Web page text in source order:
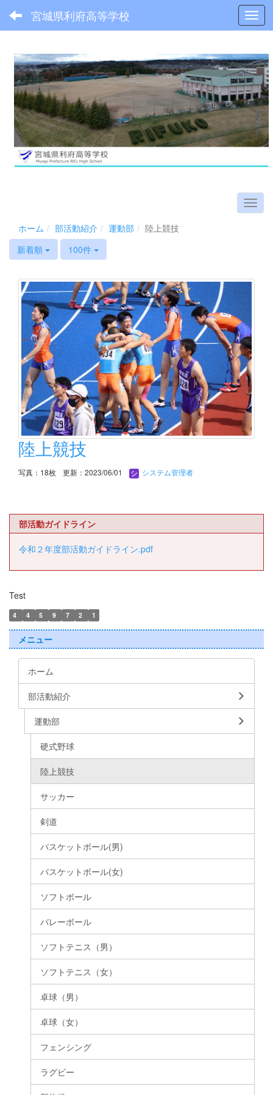
宮城県利府高等学校
ホーム 部活動紹介 運動部
陸上競技
新着順
100件
陸上競技
写真：18枚 更新：2023/06/01 システム管理者
部活動ガイドライン
令和２年度部活動ガイドライン.pdf
Test
4 4 5 9 7 2 1
メニュー
ホーム
部活動紹介
運動部
硬式野球
陸上競技
サッカー
剣道
バスケットボール(男)
バスケットボール(女)
ソフトボール
バレーボール
ソフトテニス（男）
ソフトテニス（女）
卓球（男）
卓球（女）
フェンシング
ラグビー